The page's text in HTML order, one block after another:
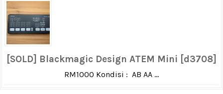
[SOLD] Blackmagic Design ATEM Mini [d3708]
RM1000 Kondisi : AB AA ...